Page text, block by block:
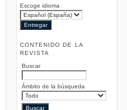
Escoge idioma
CONTENIDO DE LA
REVISTA
Buscar
Ámbito de la búsqueda